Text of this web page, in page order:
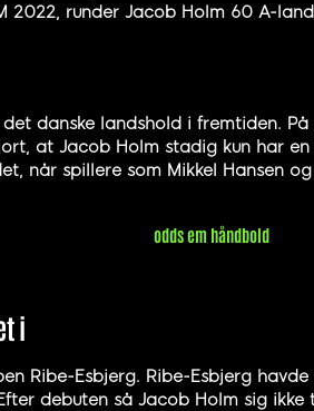
runder Jacob Holm 60 A-
danske landshold i fremtiden.
at Jacob Holm stadig kun har
når spillere som Mikkel Hansen
odds em håndbold
i
Ribe-Esbjerg. Ribe-Esbjerg
debuten så Jacob Holm sig